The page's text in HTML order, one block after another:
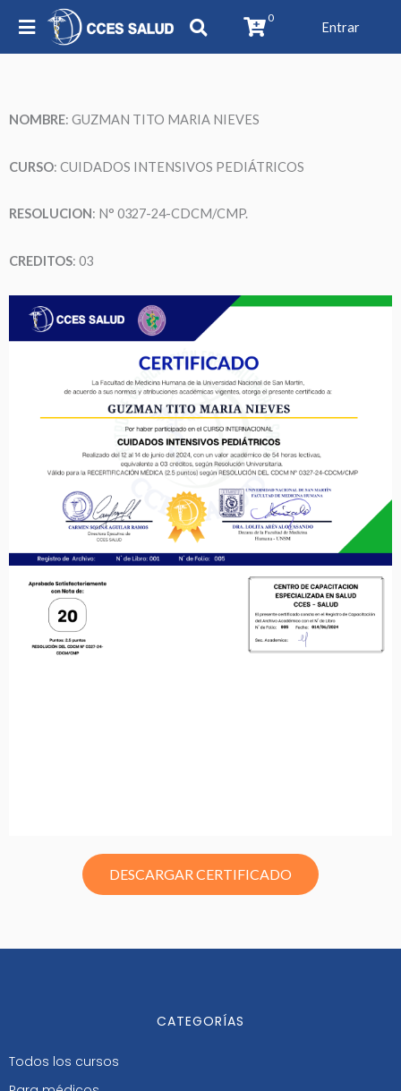
0
Entrar
NOMBRE: GUZMAN TITO MARIA NIEVES
CURSO: CUIDADOS INTENSIVOS PEDIÁTRICOS
RESOLUCION: N° 0327-24-CDCM/CMP.
CREDITOS: 03
DESCARGAR CERTIFICADO
CATEGORÍAS
Todos los cursos